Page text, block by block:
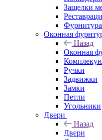
Защелки
Оконная
Назад
Оконная
Ручки
Задвижки
Замки
Петли
Угольники
Двери
Назад
Двери